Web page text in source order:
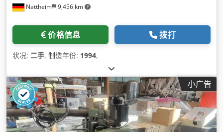
Nattheim 9,456 km
价格信息 拨打
状况: 二手, 制造年份: 1994,
小广告